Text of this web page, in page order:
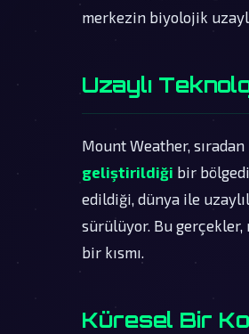
merkezin biyolojik
Uzaylı
Mount Weather,
geliştirildiği bir
edildiği, dünya ile
sürülüyor. Bu gerçekler,
bir kısmı.
Küresel Bir